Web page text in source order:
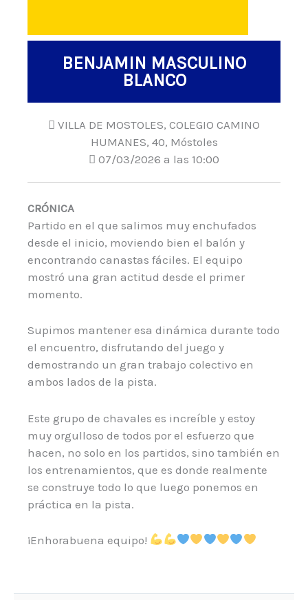
BENJAMIN MASCULINO
BLANCO
VILLA DE MOSTOLES, COLEGIO CAMINO
HUMANES, 40, Móstoles
07/03/2026 a las 10:00
CRÓNICA
Partido en el que salimos muy enchufados
desde el inicio, moviendo bien el balón y
encontrando canastas fáciles. El equipo
mostró una gran actitud desde el primer
momento.
Supimos mantener esa dinámica durante todo
el encuentro, disfrutando del juego y
demostrando un gran trabajo colectivo en
ambos lados de la pista.
Este grupo de chavales es increíble y estoy
muy orgulloso de todos por el esfuerzo que
hacen, no solo en los partidos, sino también en
los entrenamientos, que es donde realmente
se construye todo lo que luego ponemos en
práctica en la pista.
¡Enhorabuena equipo!